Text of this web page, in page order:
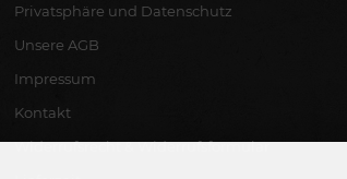
Privatsphäre und Datenschutz
Unsere AGB
Impressum
Kontakt
Widerrufsrecht & Widerrufsformular